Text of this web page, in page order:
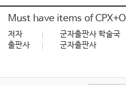
Must have items of
저자
군자출판사 학술국
출판사
군자출판사